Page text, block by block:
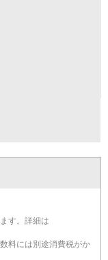
す。詳細は
料には別途消費税がか